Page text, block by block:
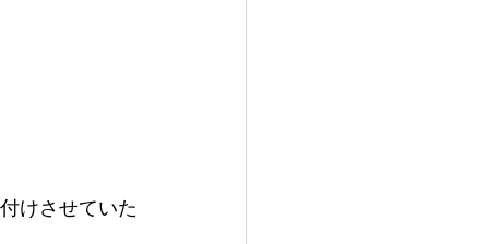
けさせていた